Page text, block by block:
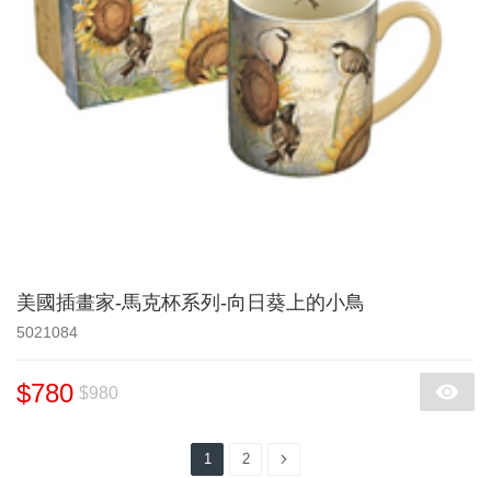
美國插畫家-馬克杯系列-向日葵上的小鳥
5021084
$780 $980
1 2